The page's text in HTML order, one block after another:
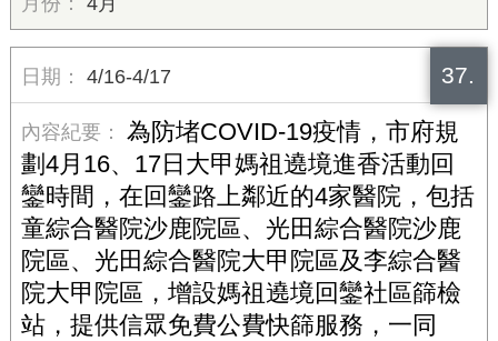
37.
4/16-4/17
為防堵COVID-19疫情，市府規
劃4月16、17日大甲媽祖遶境進香活動回
鑾時間，在回鑾路上鄰近的4家醫院，包括
童綜合醫院沙鹿院區、光田綜合醫院沙鹿
院區、光田綜合醫院大甲院區及李綜合醫
院大甲院區，增設媽祖遶境回鑾社區篩檢
站，提供信眾免費公費快篩服務，一同